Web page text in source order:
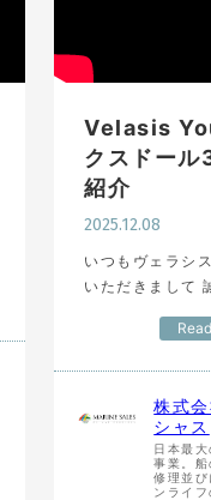
Velasis
クスドー
紹介
2025.12.08
いつもヴェラシ
いただきまして
開催された 「横
株式
シャス
日本最
事業。船
修理並び
ンライフ